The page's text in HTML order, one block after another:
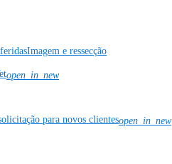
Imagem e ressecção
open_in_new
para novos clientesopen_in_new